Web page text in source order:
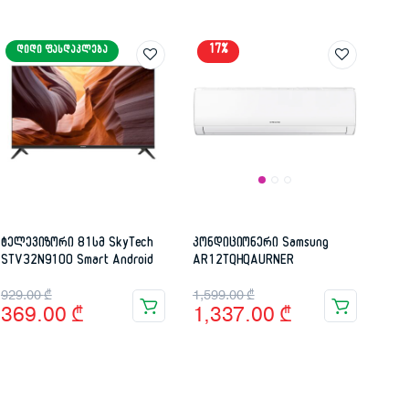
ᲓᲘᲓᲘ ᲤᲐᲡᲓᲐᲙᲚᲔᲑᲐ
ტელევიზორი 81სმ SkyTech
STV32N9100 Smart Android
929.00₾
Original
price
369.00 ₾
Current
price
17%
კონდიციონერი Samsung
AR12TQHQAURNER
1,599.00₾
Original
price
1,337.00 ₾
Current
price